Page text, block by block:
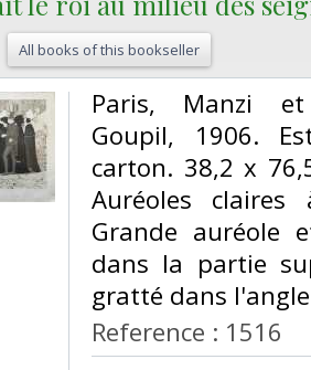
All books of this bookseller
‎Paris, Manzi et
Goupil, 1906.
carton. 38,2 x
Auréoles
Grande auréole
dans la partie
gratté dans
Reference : 1516